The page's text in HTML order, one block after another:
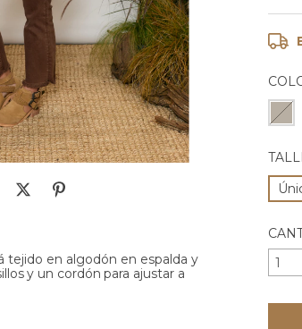
tejido en algodón en espalda y
y un cordón para ajustar a